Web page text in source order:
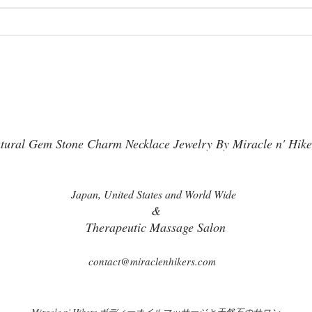
巡りくるくる整えたら７ｃｍ
３
Gem Stone Charm Necklace Jewelry By Miracle n'
Japan, United States and World Wide
&
Therapeutic Massage Salon
contact@miraclenhikers.com